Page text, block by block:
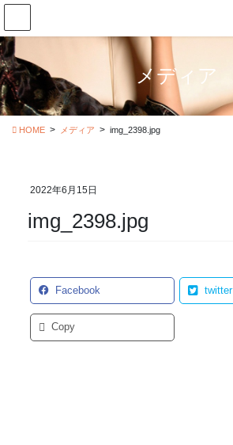
コ
テ
ン
ツ
に
移
ナ
ゲ
ー
シ
ョ
ン
メディア
HOME メディア img_2398.jpg
2022年6月15日
img_2398.jpg
Facebook twitter
Copy